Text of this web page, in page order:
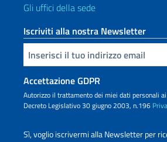
Gli uffici della sede
Iscriviti alla nostra Newsletter
Inserisci la tua email
Accettazione GDPR
Autorizzo il trattamento dei miei dati personali ai
Decreto Legislativo 30 giugno 2003, n.196
Sì, voglio iscrivermi alla Newsletter per